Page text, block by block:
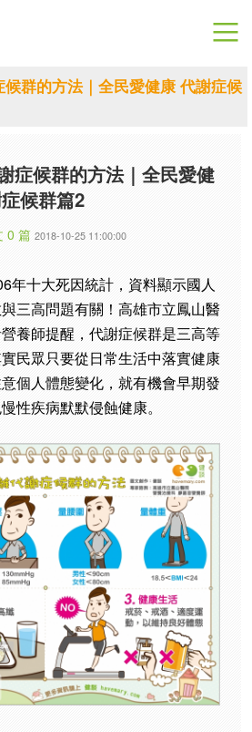
候群的方法｜全民愛健康 代謝症候
症候群的方法｜全民愛健
候群篇2
0 篇 2018-10-25 11:00:00
年十大死因統計，資料顯示國人
三高問題有關！高雄市立鳳山醫
養師提醒，代謝症候群是三高等
民眾只要從日常生活中落實健康
個人體態變化，就有機會早期發
性疾病默默侵蝕健康。